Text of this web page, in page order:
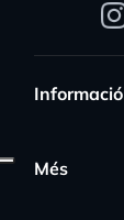
Informació
Més